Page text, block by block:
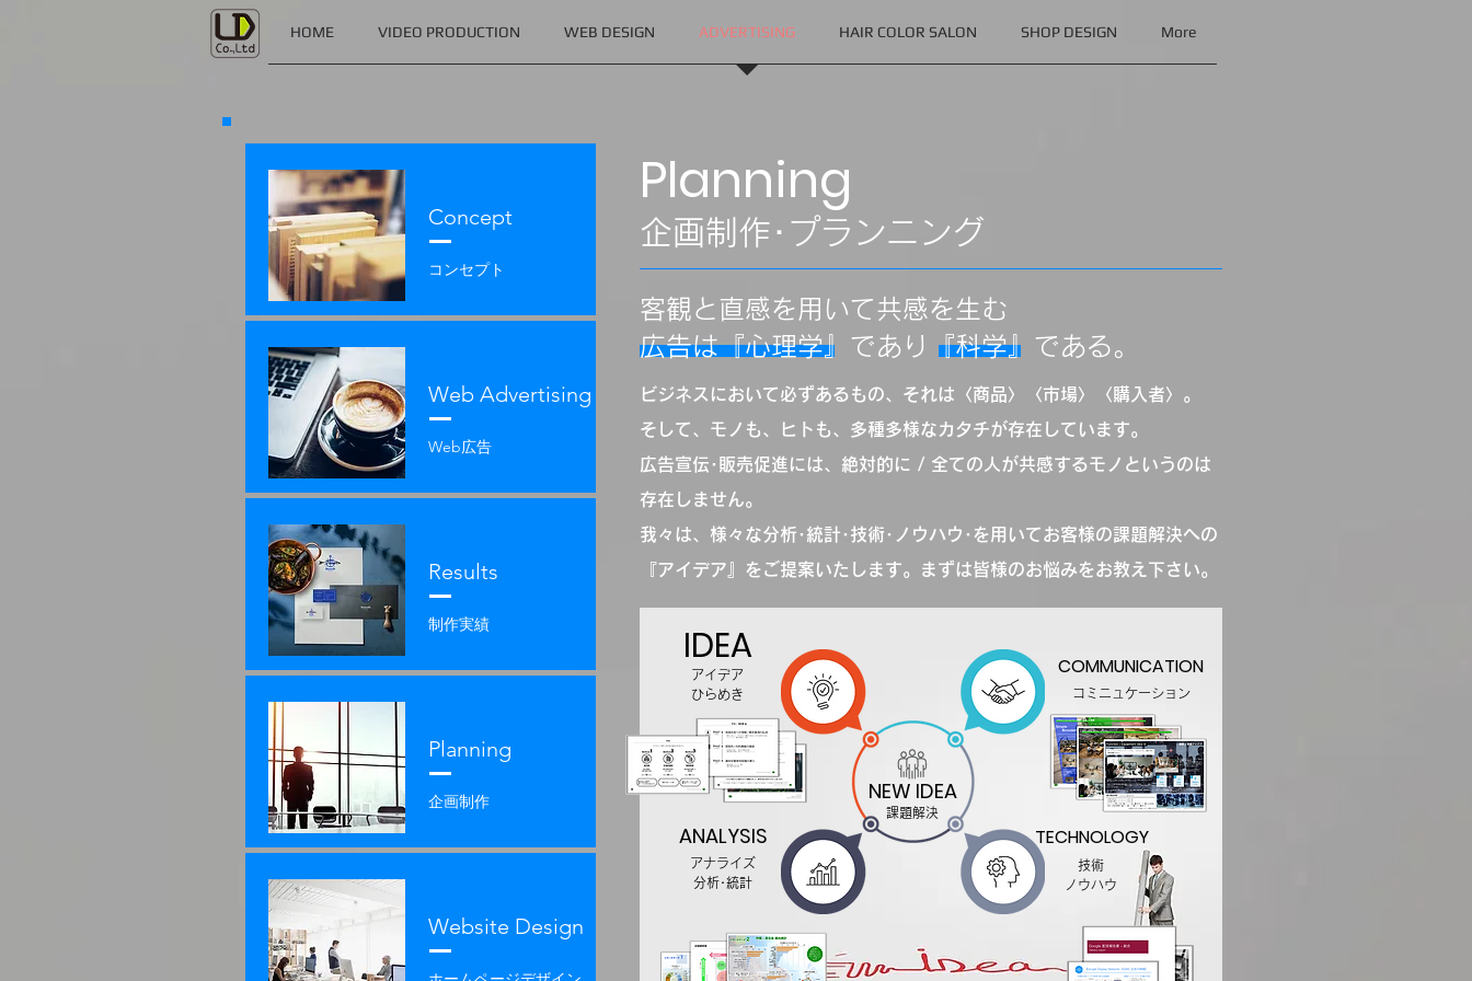
HOME VIDEO PRODUCTION WEB DESIGN ADVERTISING HAIR COLOR SALON SHOP DESIGN More
Concept
​コンセプト
Web Advertising
Web広告
Results
制作実績
Planning
​企画制作
Website Design
Planning
​企画制作･プランニング
客観と直感を用いて共感を生む
​広告は『心理学』であり『科学』である。
ビジネスにおいて必ずあるもの、それは〈商品〉〈市場〉〈購入者〉。
そして、モノも、ヒトも、多種多様なカタチが存在しています。
広告宣伝･販売促進には、絶対的に / 全ての人が共感するモノというのは
存在しません。
我々は、様々な分析･統計･技術･ノウハウ･を用いてお客様の課題解決への​
『アイデア』をご提案いたします。まずは皆様のお悩みをお教え下さい。
IDEA
課題解決
COMMUNICATION
​コミニュケーション
アナライズ
​分析･統計
NEW IDEA
技術
​ノウハウ
TECHNOLOGY
ANALYSIS
アイデア
​ひらめき